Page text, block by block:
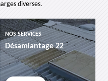
diverses.
NOS SERVICES
etancheite de